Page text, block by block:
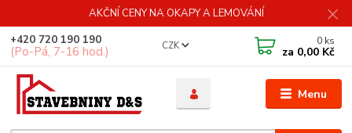
AKČNÍ CENY NA OKAPY A LEMOVÁNÍ
Menu
CZK
+420 720 190 190
(Po-Pá, 7-16 hod.)
0 ks
za 0,00 Kč